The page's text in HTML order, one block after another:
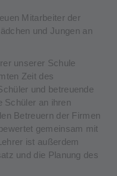
Mitarbeiter der
und Jungen an
unserer Schule
Zeit des
und betreuende
Schüler an ihren
Betreuern der Firmen
gemeinsam mit
ist außerdem
und die Planung des